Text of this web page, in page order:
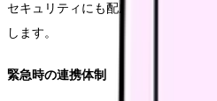
セキュリティにも配慮しながら、効
します。
緊急時の連携体制